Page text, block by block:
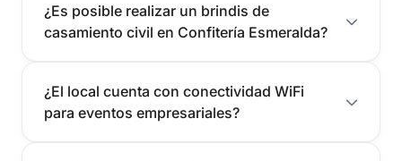
¿Es posible realizar un brindis de
casamiento civil en Confitería Esmeralda?
¿El local cuenta con conectividad WiFi
para eventos empresariales?